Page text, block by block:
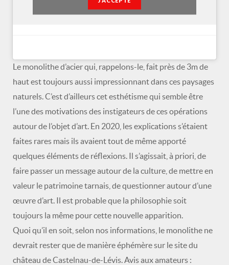
Le monolithe d’acier qui, rappelons-le, fait près de 3m de
haut est toujours aussi impressionnant dans ces paysages
naturels. C’est d’ailleurs cet esthétisme qui semble être
l’une des motivations des instigateurs de ces opérations
autour de l’objet d’art. En 2020, les explications s’étaient
faites rares mais ils avaient tout de même apporté
quelques éléments de réflexions. Il s’agissait, à priori, de
faire passer un message autour de la culture, de mettre en
valeur le patrimoine tarnais, de questionner autour d’une
œuvre d’art. Il est probable que la philosophie soit
toujours la même pour cette nouvelle apparition.
Quoi qu’il en soit, selon nos informations, le monolithe ne
devrait rester que de manière éphémère sur le site du
château de Castelnau-de-Lévis. Avis aux amateurs :